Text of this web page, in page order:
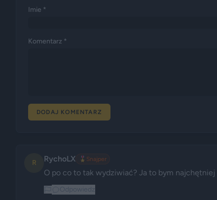
Imie *
Komentarz *
DODAJ KOMENTARZ
R RychoLX 🎖️ Snajper
O po co to tak wydziwiać? Ja to bym